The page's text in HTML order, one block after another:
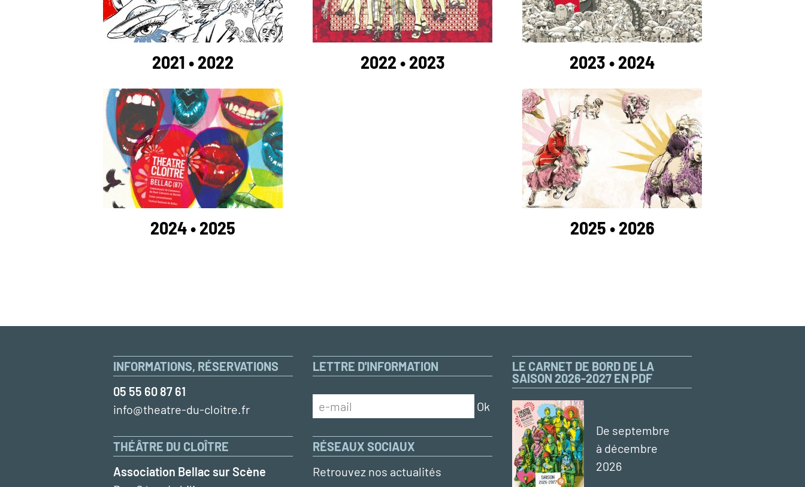
2021 • 2022 2022 • 2023 2023 • 2024
2024 • 2025 2025 • 2026
INFORMATIONS, RÉSERVATIONS
05 55 60 87 61
info@theatre-du-cloitre.fr
THÉÂTRE DU CLOÎTRE
Association Bellac sur Scène
LETTRE D'INFORMATION
RÉSEAUX SOCIAUX
Retrouvez nos actualités
LE CARNET DE BORD DE LA
SAISON 2026-2027 EN PDF
De septembre
à décembre
2026